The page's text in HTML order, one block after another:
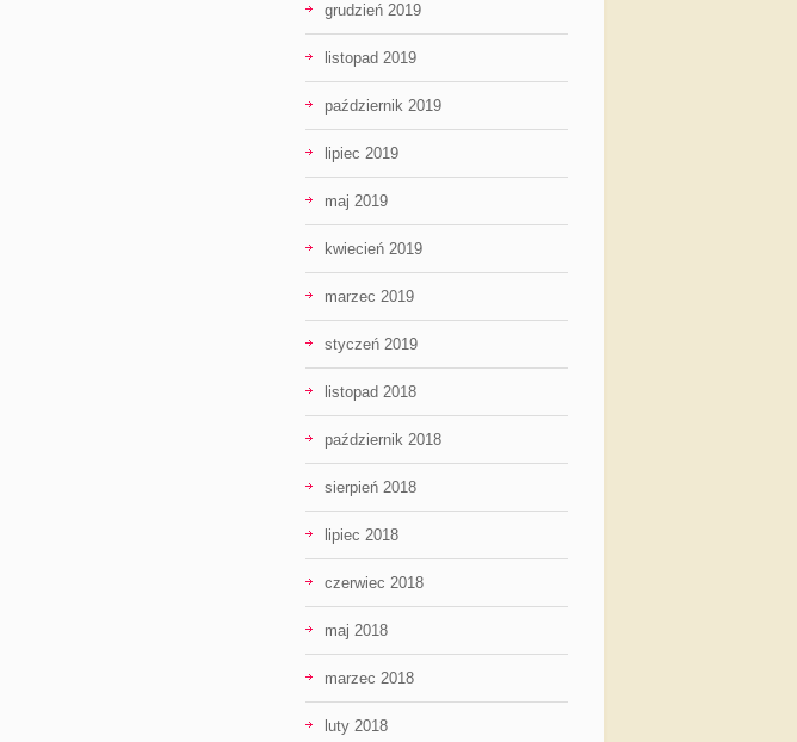
grudzień 2019
listopad 2019
październik 2019
lipiec 2019
maj 2019
kwiecień 2019
marzec 2019
styczeń 2019
listopad 2018
październik 2018
sierpień 2018
lipiec 2018
czerwiec 2018
maj 2018
marzec 2018
luty 2018